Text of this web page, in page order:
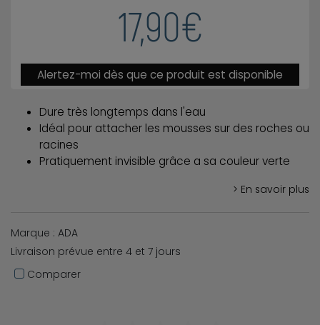
17,90€
Alertez-moi dès que ce produit est disponible
Dure très longtemps dans l'eau
Idéal pour attacher les mousses sur des roches ou
racines
Pratiquement invisible grâce a sa couleur verte
> En savoir plus
Marque : ADA
Livraison prévue entre 4 et 7 jours
Comparer